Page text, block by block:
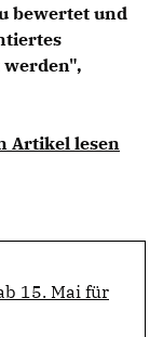
bewertet und
Artikel lesen
15. Mai für